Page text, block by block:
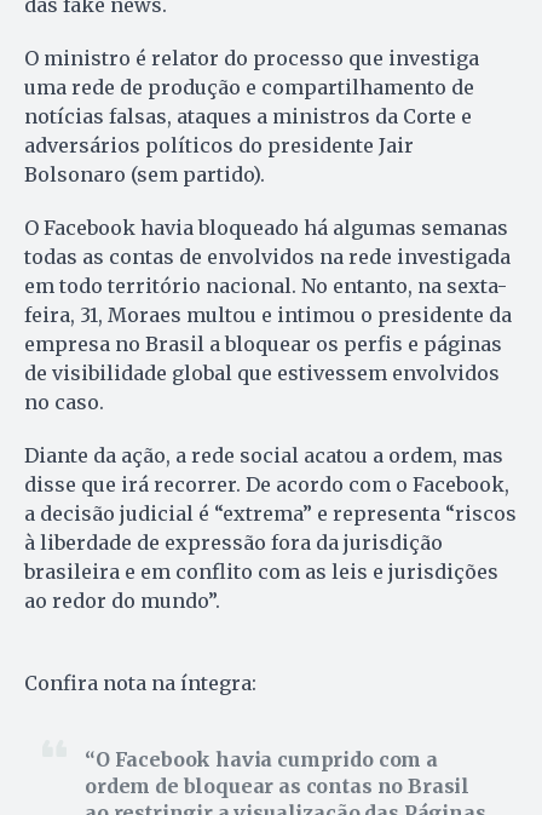
das fake news.
O ministro é relator do processo que investiga
uma rede de produção e compartilhamento de
notícias falsas, ataques a ministros da Corte e
adversários políticos do presidente Jair
Bolsonaro (sem partido).
O Facebook havia bloqueado há algumas semanas
todas as contas de envolvidos na rede investigada
em todo território nacional. No entanto, na sexta-
feira, 31, Moraes multou e intimou o presidente da
empresa no Brasil a bloquear os perfis e páginas
de visibilidade global que estivessem envolvidos
no caso.
Diante da ação, a rede social acatou a ordem, mas
disse que irá recorrer. De acordo com o Facebook,
a decisão judicial é “extrema” e representa “riscos
à liberdade de expressão fora da jurisdição
brasileira e em conflito com as leis e jurisdições
ao redor do mundo”.
Confira nota na íntegra:
O Facebook havia cumprido com a
ordem de bloquear as contas no Brasil